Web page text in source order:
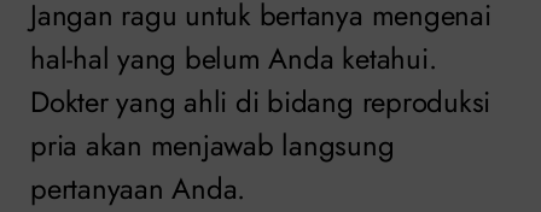
Jangan ragu untuk bertanya mengenai
hal-hal yang belum Anda ketahui.
Dokter yang ahli di bidang reproduksi
pria akan menjawab langsung
pertanyaan Anda.